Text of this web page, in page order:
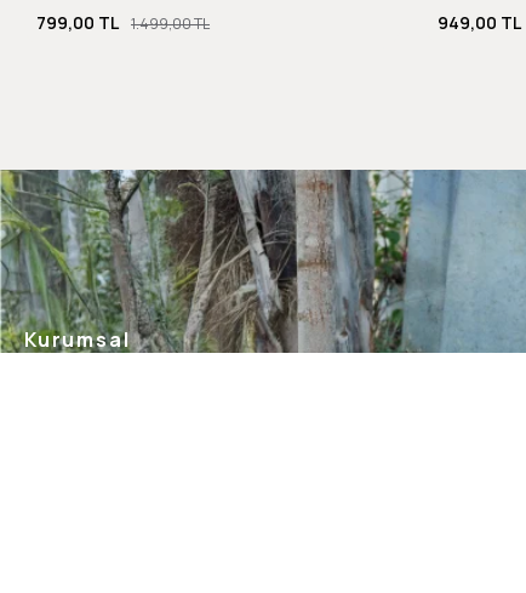
799,00 TL 1.499,00 TL
949,00 TL
Kurumsal